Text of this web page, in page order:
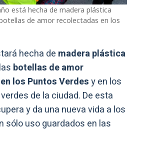
está hecha de madera plástica
de amor recolectadas en los
hecha de madera plástica
botellas de amor
los Puntos Verdesy en los
de la ciudad. De esta
y da una nueva vida a los
sólo uso guardados en las